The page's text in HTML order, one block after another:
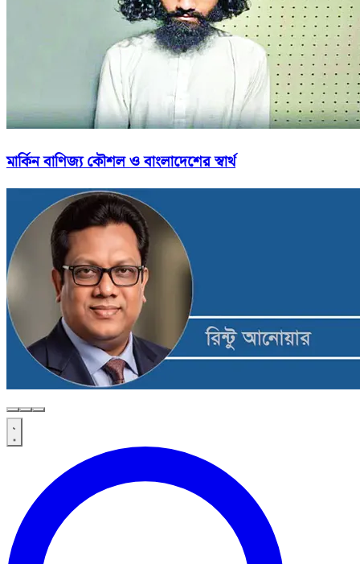
মার্কিন বাণিজ্য কৌশল ও বাংলাদেশের স্বার্থ